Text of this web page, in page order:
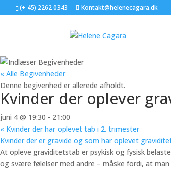
(+ 45) 2262 0343 Kontakt@helenecagara.dk
« Alle Begivenheder
Denne begivenhed er allerede afholdt.
Kvinder der oplever
juni 4 @ 19:30 - 21:00
« Kvinder der har oplevet tab i 2. trimester
Kvinder der er gravide og som har oplevet
At opleve graviditetstab er psykisk og fysisk
og svære følelser med andre – måske fordi, at